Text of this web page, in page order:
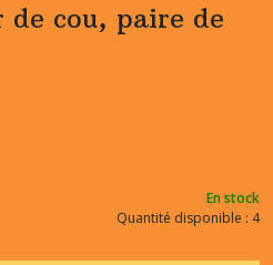
cou, paire de
En stock
Quantité disponible : 4